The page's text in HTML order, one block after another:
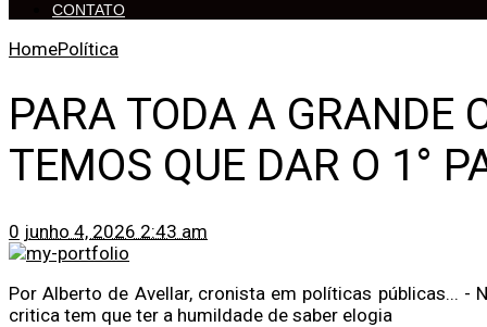
CONTATO
HomePolítica
PARA TODA A GRANDE
TEMOS QUE DAR O 1°
0 junho 4, 2026 2:43 am
Por Alberto de Avellar, cronista em políticas públicas... -
critica tem que ter a humildade de saber elogia